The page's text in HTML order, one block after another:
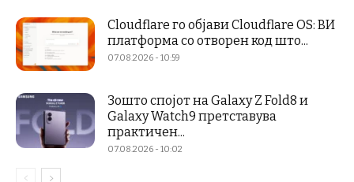
Cloudflare го објави Cloudflare OS: ВИ
платформа со отворен код што...
07.08.2026 - 10:59
Зошто спојот на Galaxy Z Fold8 и
Galaxy Watch9 претставува
практичен...
07.08.2026 - 10:02